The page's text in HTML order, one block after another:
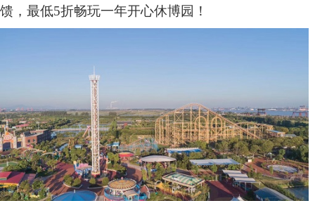
馈，最低5折畅玩一年开心休博园！